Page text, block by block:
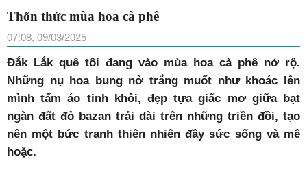
Thổn thức mùa hoa cà phê
07:08, 09/03/2025
Đắk Lắk quê tôi đang vào mùa hoa cà phê nở rộ.
Những nụ hoa bung nở trắng muốt như khoác lên
mình tấm áo tinh khôi, đẹp tựa giấc mơ giữa bạt
ngàn đất đỏ bazan trải dài trên những triền đồi, tạo
nên một bức tranh thiên nhiên đầy sức sống và mê
hoặc.